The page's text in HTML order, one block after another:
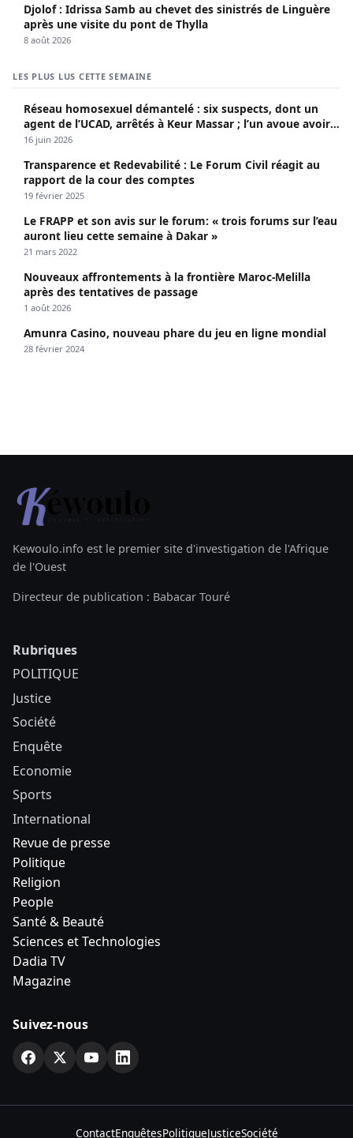
Djolof : Idrissa Samb au chevet des sinistrés de Linguère
après une visite du pont de Thylla
8 août 2026
LES PLUS LUS CETTE SEMAINE
Réseau homosexuel démantelé : six suspects, dont un
agent de l’UCAD, arrêtés à Keur Massar ; l’un avoue avoir
propagé le VIH depuis 2018
16 juin 2026
Transparence et Redevabilité : Le Forum Civil réagit au
rapport de la cour des comptes
19 février 2025
Le FRAPP et son avis sur le forum: « trois forums sur l’eau
auront lieu cette semaine à Dakar »
21 mars 2022
Nouveaux affrontements à la frontière Maroc-Melilla
après des tentatives de passage
1 août 2026
Amunra Casino, nouveau phare du jeu en ligne mondial
28 février 2024
Kewoulo.info est le premier site d'investigation de l'Afrique
de l'Ouest
Directeur de publication : Babacar Touré
Rubriques
POLITIQUE
Justice
Société
Enquête
Economie
Sports
International
Revue de presse
Politique
Religion
People
Santé & Beauté
Sciences et Technologies
Dadia TV
Magazine
Suivez-nous
ContactEnquêtesPolitiqueJusticeSociété